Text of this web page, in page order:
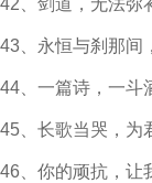
42、剑道，无法弥
43、永恒与刹那间
44、一篇诗，一斗
45、长歌当哭，为
46、你的顽抗，让